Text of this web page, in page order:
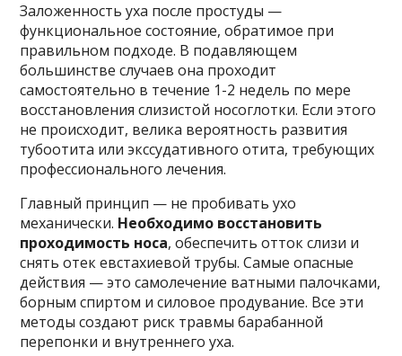
Заложенность уха после простуды —
функциональное состояние, обратимое при
правильном подходе. В подавляющем
большинстве случаев она проходит
самостоятельно в течение 1-2 недель по мере
восстановления слизистой носоглотки. Если этого
не происходит, велика вероятность развития
тубоотита или экссудативного отита, требующих
профессионального лечения.
Главный принцип — не пробивать ухо
механически. Необходимо восстановить
проходимость носа, обеспечить отток слизи и
снять отек евстахиевой трубы. Самые опасные
действия — это самолечение ватными палочками,
борным спиртом и силовое продувание. Все эти
методы создают риск травмы барабанной
перепонки и внутреннего уха.